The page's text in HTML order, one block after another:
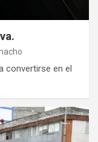
convertirse en el